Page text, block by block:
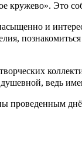
кружево». Это
и
ведь
проведенным